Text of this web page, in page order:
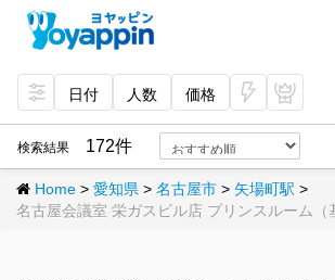
日付 人数 価格
今
すぐ
予約
レミ
アム
検索結果 172件
Home > 愛知県 > 名古屋市 > 矢場町駅 >
名古屋会議室 栄ガスビル店 プリンスルーム（